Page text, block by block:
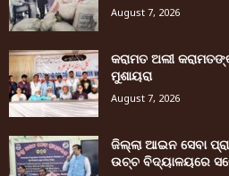
August 7, 2026
କରାମତ ଅଲୀ
ମୁଶାୟରା
August 7, 2026
ଜିଲ୍ଲା ଆଇନ ସେବା
ଉଚ୍ଚ ବିଦ୍ୟାଳୟରେ